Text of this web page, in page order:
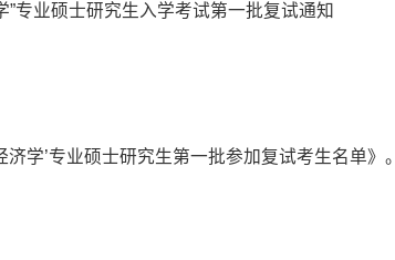
专业硕士研究生入学考试第一批复试通知
学’专业硕士研究生第一批参加复试考生名单》。